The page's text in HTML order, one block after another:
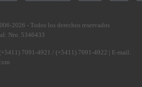
2026 - Todos los derechos reservados
Nro. 5346433
(+5411) 7091-4921 / (+5411) 7091-4922 | E-mail: